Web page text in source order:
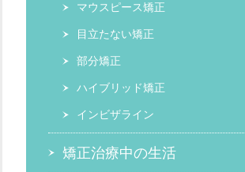
マウスピース矯正
目立たない矯正
部分矯正
ハイブリッド矯正
インビザライン
矯正治療中の生活